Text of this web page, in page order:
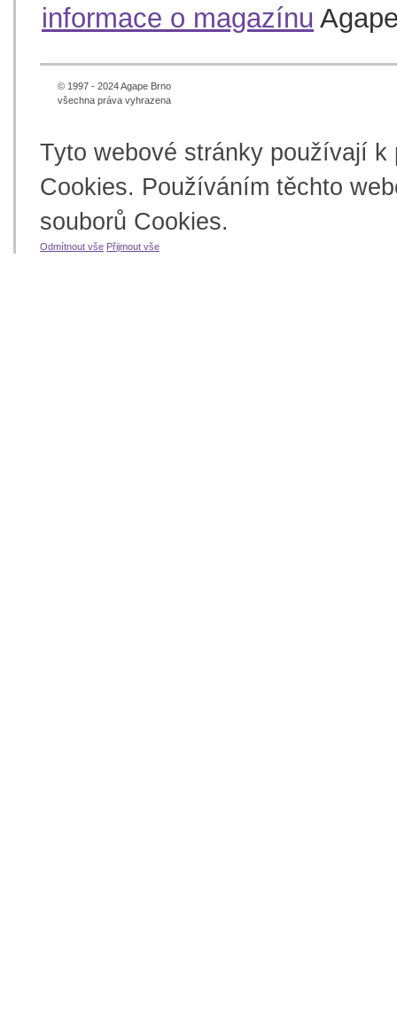
informace o magazínu
© 1997 - 2024 Agape Brno
všechna práva vyhrazena
Tyto webové stránky používají
Cookies. Používáním těchto
souborů Cookies.